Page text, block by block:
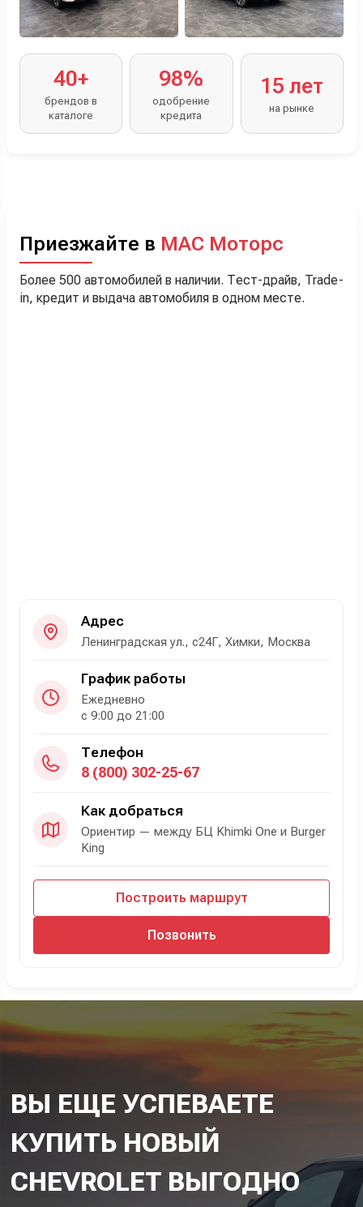
40+
брендов в
каталоге
98%
одобрение
кредита
15 лет
на рынке
Приезжайте в МАС Моторс
Более 500 автомобилей в наличии. Тест-драйв, Trade-
in, кредит и выдача автомобиля в одном месте.
Адрес
Ленинградская ул., с24Г, Химки, Москва
График работы
Ежедневно
с 9:00 до 21:00
Телефон
8 (800) 302-25-67
Как добраться
Ориентир — между БЦ Khimki One и Burger
King
Построить маршрут
Позвонить
ВЫ ЕЩЕ УСПЕВАЕТЕ
КУПИТЬ НОВЫЙ
CHEVROLET ВЫГОДНО